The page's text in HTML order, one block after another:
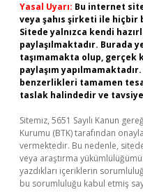
Yasal Uyarı: Bu internet
veya şahıs şirketi ile hiçbir
Sitede yalnızca kendi
paylaşılmaktadır. Burada
taşımamakta olup, gerçek
paylaşım
benzerlikleri tamamen
taslak halindedir ve
Sitemiz, 5651 Sayılı Kanun
Kurumu (BTK) tarafından
vermektedir. Bu nedenle,
veya araştırma
yazdıkları içeriklerin
bu sorumluluğu kabul etmiş